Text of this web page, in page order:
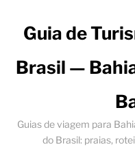
Guia de
Brasil —
Guias de viagem para
do Brasil: praias,